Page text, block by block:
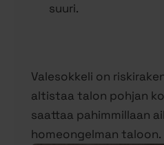
suuri.
Valesokkeli on
altistaa talon pohjan
saattaa pahimmillaan
homeongelman taloon.